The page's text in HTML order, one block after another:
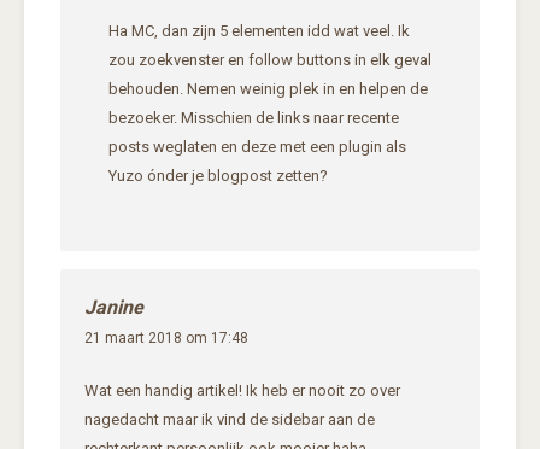
Ha MC, dan zijn 5 elementen idd wat veel. Ik
zou zoekvenster en follow buttons in elk geval
behouden. Nemen weinig plek in en helpen de
bezoeker. Misschien de links naar recente
posts weglaten en deze met een plugin als
Yuzo ónder je blogpost zetten?
Janine
21 maart 2018 om 17:48
Wat een handig artikel! Ik heb er nooit zo over
nagedacht maar ik vind de sidebar aan de